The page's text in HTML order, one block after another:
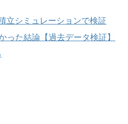
立シミュレーションで検証
た結論【過去データ検証】